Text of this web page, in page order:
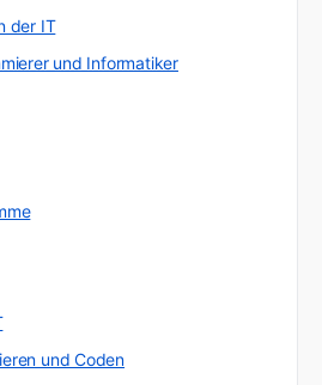
der IT
und Informatiker
und Coden